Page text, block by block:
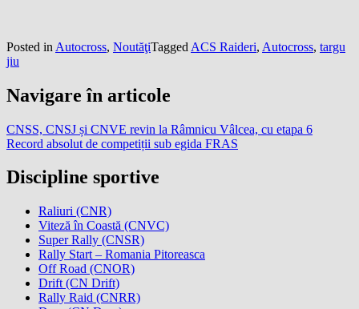
Posted in Autocross, NoutăţiTagged ACS Raideri, Autocross, targu
jiu
Navigare în articole
CNSS, CNSJ și CNVE revin la Râmnicu Vâlcea, cu etapa 6
Record absolut de competiții sub egida FRAS
Discipline sportive
Raliuri (CNR)
Viteză în Coastă (CNVC)
Super Rally (CNSR)
Rally Start – Romania Pitoreasca
Off Road (CNOR)
Drift (CN Drift)
Rally Raid (CNRR)